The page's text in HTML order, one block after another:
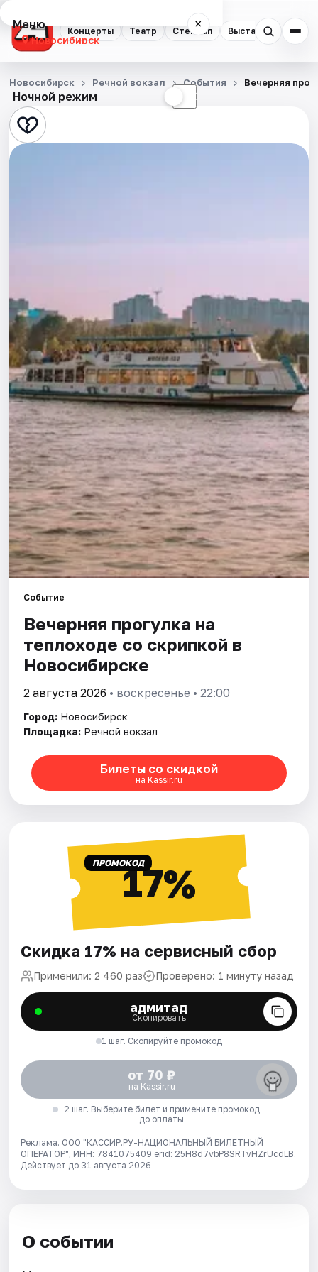
Концерты Театр Стендап Выставки
Меню ×
Новосибирск
Концерты
Театр
Стендап
События
Города
Площадки
Артисты
Рейтинги
Ночной режим ☾
Новосибирск Речной вокзал События Вечерняя
Событие
Вечерняя прогулка на
теплоходе со скрипкой в
Новосибирске
2 августа 2026 • воскресенье • 22:00
Город: Новосибирск
Площадка: Речной вокзал
Билеты со скидкой
на Kassir.ru
ПРОМОКОД17%
Скидка 17% на сервисный сбор
Применили: 2 460 раз Проверено: 1 минуту назад
адмитад
Скопировать
1 шаг. Скопируйте промокод
от 70 ₽
на Kassir.ru
2 шаг. Выберите билет и примените промокод
до оплаты
Реклама. ООО "КАССИР.РУ-НАЦИОНАЛЬНЫЙ БИЛЕТНЫЙ
ОПЕРАТОР", ИНН: 7841075409 erid: 25H8d7vbP8SRTvHZrUcdLB.
Действует до 31 августа 2026
О событии